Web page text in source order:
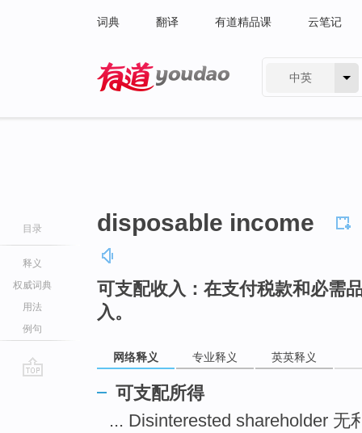
词典 翻译 有道精品课 云笔记
中英
目录
释义
权威词典
用法
例句
disposable income
可支配收入：在支付税款和必需
入。
网络释义 专业释义 英英释义
可支配所得
... Disinterested shareholder